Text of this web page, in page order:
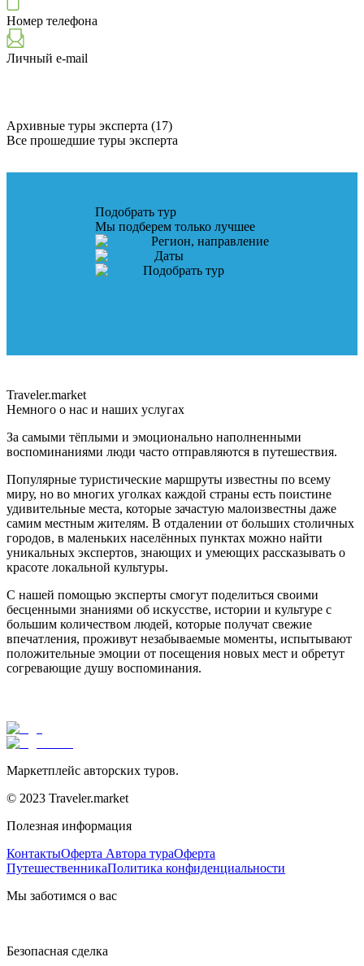
Номер телефона
Личный e-mail
Архивные туры эксперта (17)
Все прошедшие туры эксперта
Подобрать тур
Мы подберем только лучшее
Регион, направление
Даты
Подобрать тур
Traveler.market
Немного о нас и наших услугах
За самыми тёплыми и эмоционально наполненными
воспоминаниями люди часто отправляются в путешествия.
Популярные туристические маршруты известны по всему
миру, но во многих уголках каждой страны есть поистине
удивительные места, которые зачастую малоизвестны даже
самим местным жителям. В отдалении от больших столичных
городов, в маленьких населённых пунктах можно найти
уникальных экспертов, знающих и умеющих рассказывать о
красоте локальной культуры.
С нашей помощью эксперты смогут поделиться своими
бесценными знаниями об искусстве, истории и культуре с
большим количеством людей, которые получат свежие
впечатления, проживут незабываемые моменты, испытывают
положительные эмоции от посещения новых мест и обретут
согревающие душу воспоминания.
Маркетплейс авторских туров.
© 2023 Traveler.market
Полезная информация
КонтактыОферта Автора тураОферта
ПутешественникаПолитика конфиденциальности
Мы заботимся о вас
Безопасная сделка